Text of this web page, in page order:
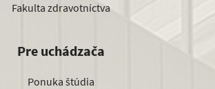
Fakulta zdravotníctva
Pre uchádzača
Ponuka štúdia